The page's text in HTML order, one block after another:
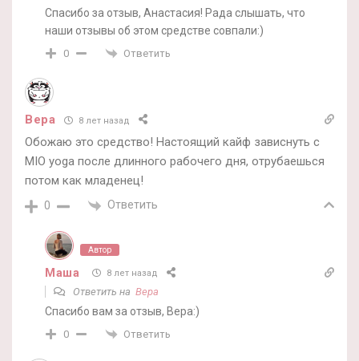
Спасибо за отзыв, Анастасия! Рада слышать, что
наши отзывы об этом средстве совпали:)
0 Ответить
Вера 8 лет назад
Обожаю это средство! Настоящий кайф зависнуть с
MIO yoga после длинного рабочего дня, отрубаешься
потом как младенец!
0 Ответить
Автор
Маша 8 лет назад
Ответить на Вера
Спасибо вам за отзыв, Вера:)
0 Ответить